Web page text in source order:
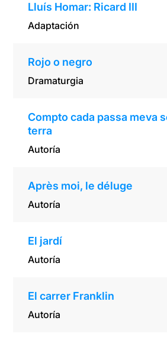
Lluís Homar: Ricard III
Adaptación
Rojo o negro
Dramaturgia
Compto cada passa meva
terra
Autoría
Après moi, le déluge
Autoría
El jardí
Autoría
El carrer Franklin
Autoría